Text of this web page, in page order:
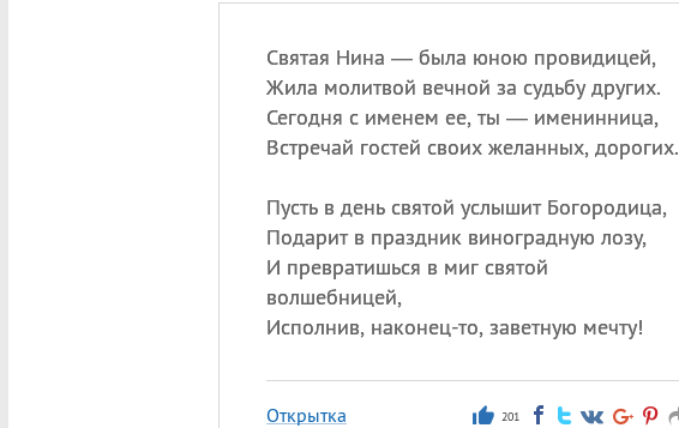
Святая Нина — была юною провидицей,
Жила молитвой вечной за судьбу других.
Сегодня с именем ее, ты — именинница,
Встречай гостей своих желанных, дорогих.
Пусть в день святой услышит Богородица,
Подарит в праздник виноградную лозу,
И превратишься в миг святой
волшебницей,
Исполнив, наконец-то, заветную мечту!
Открытка 201